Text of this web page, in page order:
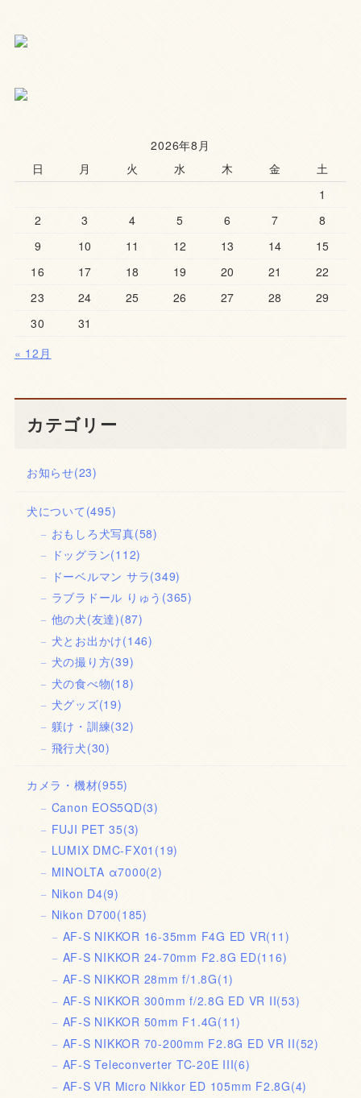
2026年8月
日
月 火 水 木 金
土
1
2
3 4 5 6 7
8
9
10 11 12 13 14
15
16
17 18 19 20 21
22
23
24 25 26 27 28
29
30
31
« 12月
カテゴリー
お知らせ(23)
犬について (495)
おもしろ犬写真(58)
ドッグラン(112)
ドーベルマン サラ(349)
ラブラドール りゅう (365)
他の犬(友達)(87)
犬とお出かけ(146)
犬の撮り方(39)
犬の食べ物(18)
犬グッズ(19)
躾け・訓練(32)
飛行犬(30)
カメラ・機材(955)
Canon EOS5QD(3)
FUJI PET 35(3)
LUMIX DMC-FX01 (19)
MINOLTA α7000(2)
Nikon D4(9)
Nikon D700(185)
AF-S NIKKOR 16-35mm F4G ED VR(11)
AF-S NIKKOR 24-70mm F2.8G ED(116)
AF-S NIKKOR 28mm f/1.8G(1)
AF-S NIKKOR 300mm f/2.8G ED VR II(53)
AF-S NIKKOR 50mm F1.4G(11)
AF-S NIKKOR 70-200mm F2.8G ED VR II(52)
AF-S Teleconverter TC-20E III(6)
AF-S VR Micro Nikkor ED 105mm F2.8G(4)